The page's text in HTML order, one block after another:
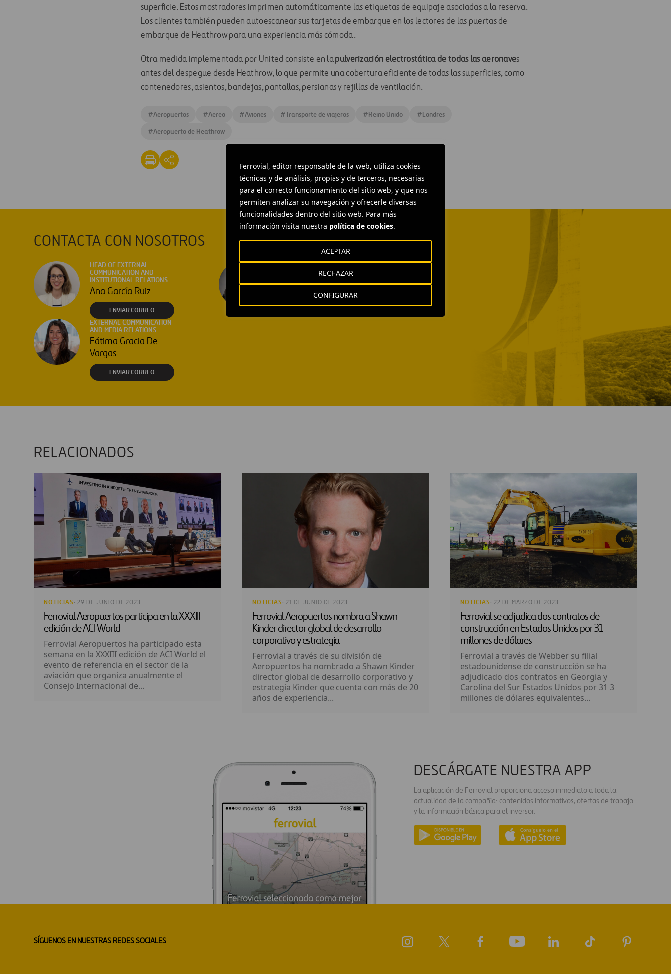
Ferrovial, editor responsable de la web, utiliza cookies
técnicas y de análisis, propias y de terceros, necesarias
para el correcto funcionamiento del sitio web, y que nos
permiten analizar su navegación y ofrecerle diversas
funcionalidades dentro del sitio web. Para más
información visita nuestra política de cookies.
CONFIGURAR
RECHAZAR
ACEPTAR
superficie. Estos mostradores imprimen automáticamente las etiquetas de equipaje asociadas a la reserva.
Los clientes también pueden autoescanearsus tarjetas de embarque en los lectores de las puertas de
embarque de Heathrow para una experiencia más cómoda.
Otra medida implementada por United consiste en la pulverización electrostática de todas las aeronaves
antes del despegue desde Heathrow, lo que permite una cobertura eficiente de todas las superficies, como
contenedores, asientos, bandejas, pantallas, persianas y rejillas de ventilación.
#Aeropuertos #Aereo #Aviones #Transporte de viajeros #Reino Unido #Londres
#Aeropuerto de Heathrow
CONTACTA CON NOSOTROS
HEAD OF EXTERNAL
COMMUNICATION AND
INSTITUTIONAL RELATIONS
Ana García Ruiz
ENVIAR CORREO
EXTERNAL COMMUNICATION
AND MEDIA RELATIONS
Isabel Muñoz Torres
EXTERNAL COMMUNICATION
AND MEDIA RELATIONS
Fátima Gracia De
Vargas
ENVIAR CORREO
RELACIONADOS
NOTICIAS · 29 DE JUNIO DE 2023
Ferrovial Aeropuertos participa en la XXXIII
edición de ACI World
Ferrovial Aeropuertos ha participado esta
semana en la XXXIII edición de ACI World el
evento de referencia en el sector de la
aviación que organiza anualmente el
Consejo Internacional de...
NOTICIAS · 21 DE JUNIO DE 2023
Ferrovial Aeropuertos nombra a Shawn
Kinder director global de desarrollo
corporativo y estrategia
Ferrovial a través de su división de
Aeropuertos ha nombrado a Shawn Kinder
director global de desarrollo corporativo y
estrategia Kinder que cuenta con más de 20
años de experiencia...
NOTICIAS · 22 DE MARZO DE 2023
Ferrovial se adjudica dos contratos de
construcción en Estados Unidos por 31
millones de dólares
Ferrovial a través de Webber su filial
estadounidense de construcción se ha
adjudicado dos contratos en Georgia y
Carolina del Sur Estados Unidos por 31 3
millones de dólares equivalentes...
DESCÁRGATE NUESTRA APP
La aplicación de Ferrovial proporciona acceso inmediato a toda la
actualidad de la compañía: contenidos informativos, ofertas de trabajo
y la información básica para el inversor.
SÍGUENOS EN NUESTRAS REDES SOCIALES